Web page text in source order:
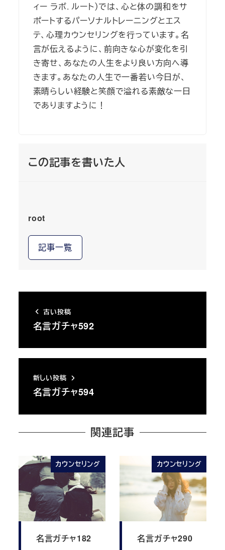
ィー ラボ. ルート）では、心と体の調和をサ
ポートするパーソナルトレーニングとエス
テ、心理カウンセリングを行っています。名
言が伝えるように、前向きな心が変化を引
き寄せ、あなたの人生をより良い方向へ導
きます。あなたの人生で一番若い今日が、
素晴らしい経験と笑顔で溢れる素敵な一日
でありますように！
この記事を書いた人
root
記事一覧
古い投稿
名言ガチャ592
新しい投稿
名言ガチャ594
関連記事
カウンセリング
名言ガチャ182
カウンセリング
名言ガチャ290